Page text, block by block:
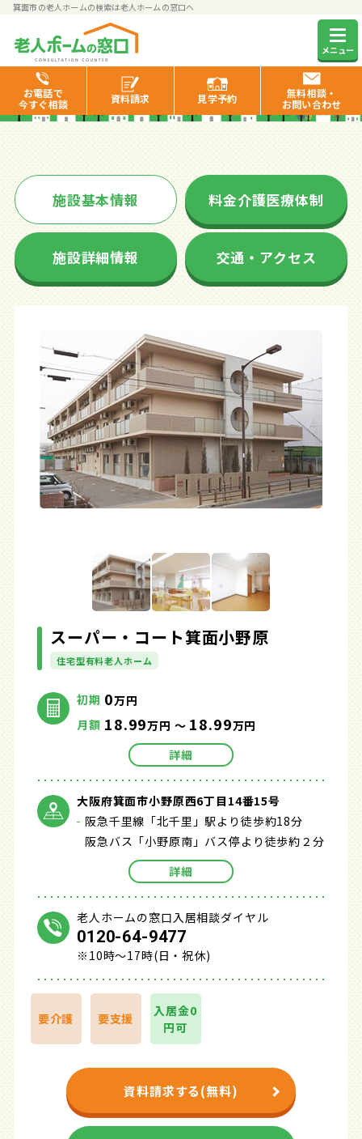
箕面市の老人ホームの検索は老人ホームの窓口へ
メニュー
お電話で
今すぐ相談
資料請求 見学予約
無料相談・
お問い合わせ
スーパー・コート箕面小野原
施設基本情報 料金介護医療体制
施設詳細情報 交通・アクセス
スーパー・コート箕面小野原
住宅型有料老人ホーム
初期 0万円
月額 18.99万円 ～ 18.99万円
詳細
大阪府箕面市小野原西6丁目14番15号
阪急千里線「北千里」駅より徒歩約18分
阪急バス「小野原南」バス停より徒歩約２分
詳細
老人ホームの窓口入居相談ダイヤル
0120-64-9477
※10時～17時(日・祝休)
要介護 要支援
入居金0
円可
資料請求する(無料)